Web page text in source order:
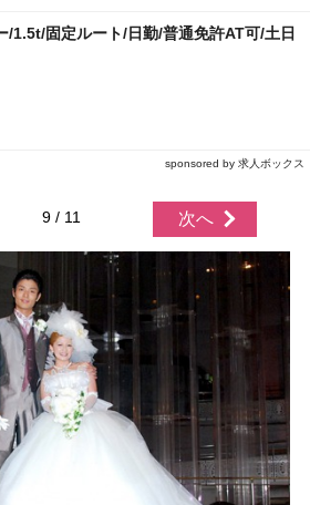
/1.5t/固定ルート/日勤/普通免許AT可/土日
sponsored by 求人ボックス
9 / 11 次へ